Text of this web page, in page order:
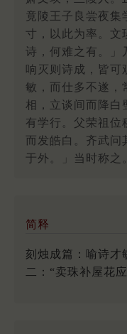
竟陵王子良尝夜集
寸，以此为率。文
诗，何难之有。」
响灭则诗成，皆可
敏，而仕多不遂，
相，立谈间而降白
有学行。父荣祖位
而发皓白。齐武问
于外。」当时称之
简释
刻烛成篇：喻诗才
二：“卖珠补屋花